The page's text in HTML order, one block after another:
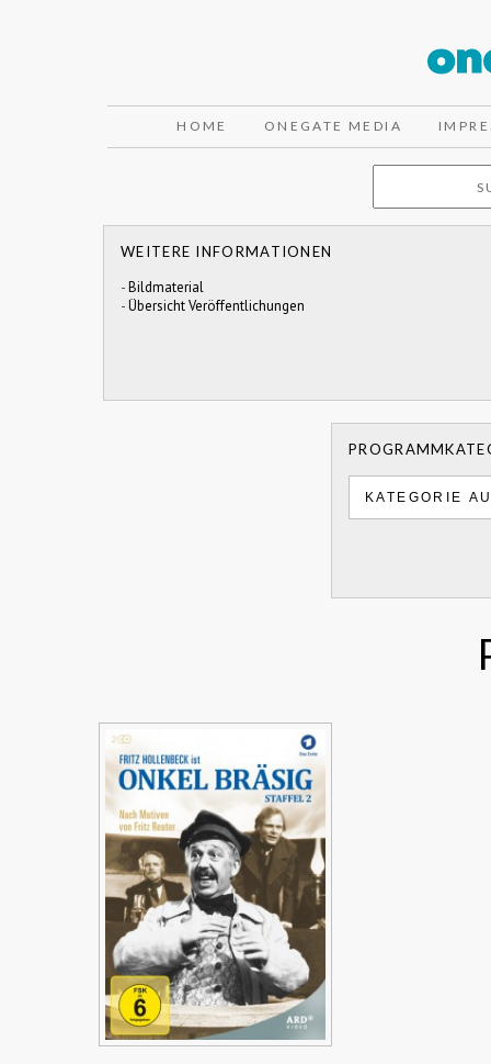
HOME ONEGATE MEDIA
WEITERE INFORMATIONEN
-Bildmaterial
-Übersicht Veröffentlichungen